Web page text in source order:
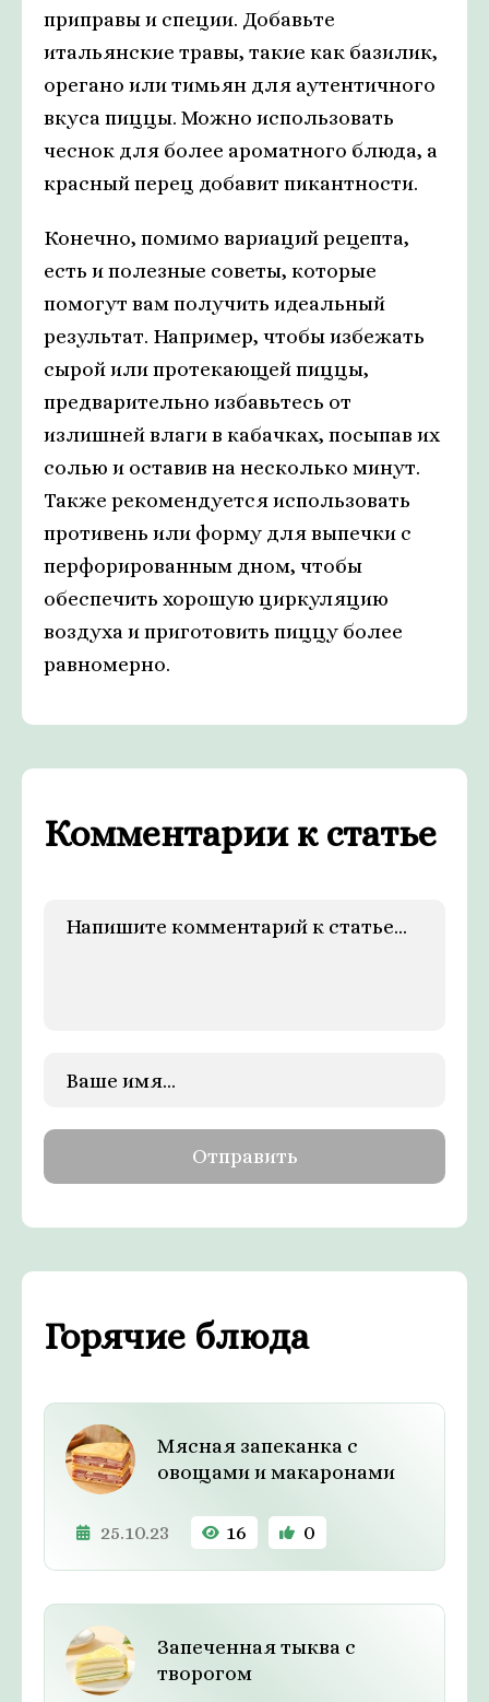
приправы и специи. Добавьте
итальянские травы, такие как базилик,
орегано или тимьян для аутентичного
вкуса пиццы. Можно использовать
чеснок для более ароматного блюда, а
красный перец добавит пикантности.
Конечно, помимо вариаций рецепта,
есть и полезные советы, которые
помогут вам получить идеальный
результат. Например, чтобы избежать
сырой или протекающей пиццы,
предварительно избавьтесь от
излишней влаги в кабачках, посыпав их
солью и оставив на несколько минут.
Также рекомендуется использовать
противень или форму для выпечки с
перфорированным дном, чтобы
обеспечить хорошую циркуляцию
воздуха и приготовить пиццу более
равномерно.
Комментарии к статье
Горячие блюда
Мясная запеканка с
овощами и макаронами
25.10.23 16 0
Запеченная тыква с
творогом